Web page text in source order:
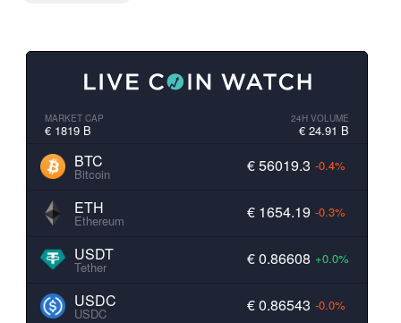
MARKET CAP
€ 1819 B
24H VOLUME
€ 24.91 B
BTC
Bitcoin € 56019.3 -0.4%
ETH
Ethereum € 1654.19 -0.3%
USDT
Tether € 0.86608 +0.0%
USDC
USDC € 0.86543 -0.0%